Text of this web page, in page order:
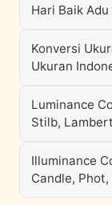
Hari Baik
Konversi
Ukuran
Luminance
Stilb,
Illuminance
Candle, Phot,